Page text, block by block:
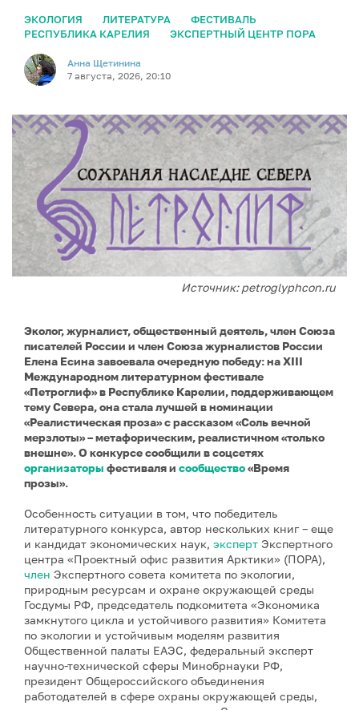
ЭКОЛОГИЯ ЛИТЕРАТУРА
ФЕСТИВАЛЬ
РЕСПУБЛИКА КАРЕЛИЯ
ЭКСПЕРТНЫЙ ЦЕНТР ПОРА
Анна Щетинина
7 августа, 2026, 20:10
Источник: petroglyphcon.ru
Эколог, журналист, общественный деятель, член Союза
писателей России и член Союза журналистов России
Елена Есина завоевала очередную победу: на XIII
Международном литературном фестивале
«Петроглиф» в Республике Карелии, поддерживающем
тему Севера, она стала лучшей в номинации
«Реалистическая проза» с рассказом «Соль вечной
мерзлоты» – метафорическим, реалистичном «только
внешне». О конкурсе сообщили в соцсетях
организаторы фестиваля и сообщество«Время
прозы».
Особенность ситуации в том, что победитель
литературного конкурса, автор нескольких книг – еще
и кандидат экономических наук, эксперт Экспертного
центра «Проектный офис развития Арктики» (ПОРА),
член Экспертного совета комитета по экологии,
природным ресурсам и охране окружающей среды
Госдумы РФ, председатель подкомитета «Экономика
замкнутого цикла и устойчивого развития» Комитета
по экологии и устойчивым моделям развития
Общественной палаты ЕАЭС, федеральный эксперт
научно-технической сферы Минобрнауки РФ,
президент Общероссийского объединения
работодателей в сфере охраны окружающей среды,